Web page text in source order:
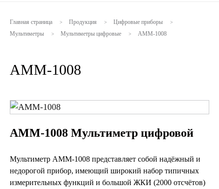
Главная страница > Продукция > Цифровые приборы >
Мультиметры > Мультиметры цифровые > АММ-1008
АММ-1008
АММ-1008 Мультиметр цифровой
Мультиметр АММ-1008 представляет собой надёжный и
недорогой прибор, имеющий широкий набор типичных
измерительных функций и большой ЖКИ (2000 отсчётов)